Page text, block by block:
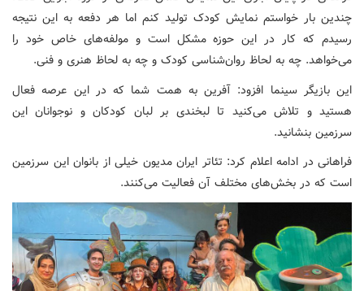
چندین بار خواستم نمایش کودک تولید کنم اما هر دفعه به این نتیجه
رسیدم که کار در این حوزه مشکل است و مولفه‌های خاص خود را
می‌خواهد. چه به لحاظ روان‌شناسی کودک و چه به لحاظ هنری و فنی.
این بازیگر سینما افزود: آفرین به همت شما که در این عرصه فعال
هستید و تلاش می‌کنید تا لبخندی بر لبان کودکان و نوجوانان این
سرزمین بنشانید.
فراهانی در ادامه اعلام کرد: تئاتر ایران مدیون خیلی از بانوان این سرزمین
است که در بخش‌های مختلف آن فعالیت می‌کنند.